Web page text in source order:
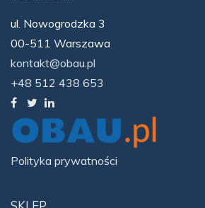
ul. Nowogrodzka 3
00-511 Warszawa
kontakt@obau.pl
+48 512 438 653
Polityka prywatności